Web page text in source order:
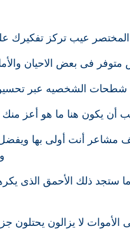
المختصر عيب تركز تفكيرك
متوفر فى بعض الاحيان
الشخصيه عبر تحسين
أن يكون هنا ما هو أعز
مشاعر أنت أولى بها
ستجد ذلك الأحمق الذى
الأموات لا يزالون